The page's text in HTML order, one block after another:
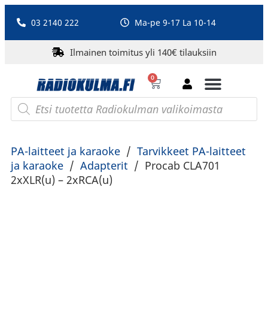
03 2140 222 Ma-pe 9-17 La 10-14
Ilmainen toimitus yli 140€ tilauksiin
0
PA-laitteet ja karaoke / Tarvikkeet PA-laitteet
ja karaoke / Adapterit / Procab CLA701
2xXLR(u) – 2xRCA(u)